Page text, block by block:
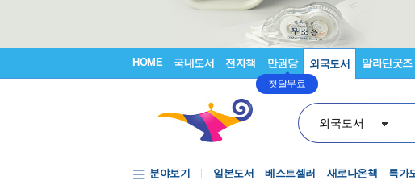
HOME 국내도서 전자책 만권당
첫달무료
외국도서 알라딘굿즈
외국도서
분야보기 일본도서 베스트셀러 새로나온책 특가